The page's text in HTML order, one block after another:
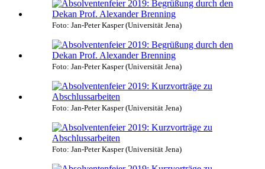
Foto: Jan-Peter Kasper (Universität Jena)
Foto: Jan-Peter Kasper (Universität Jena)
Foto: Jan-Peter Kasper (Universität Jena)
Foto: Jan-Peter Kasper (Universität Jena)